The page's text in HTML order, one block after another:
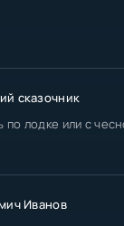
сказочник
по лодке или с
Иванов